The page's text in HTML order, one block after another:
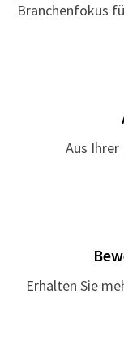
Branchenfokus
Aus
Erhalten Sie